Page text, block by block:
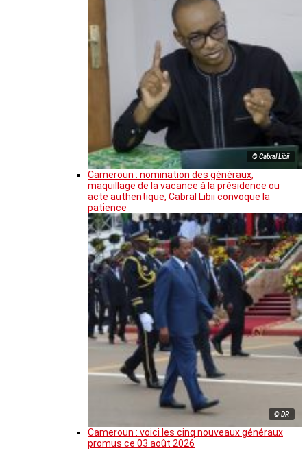
© Cabral Libii
Cameroun : nomination des généraux,
maquillage de la vacance à la présidence ou
acte authentique, Cabral Libii convoque la
patience
© DR
Cameroun : voici les cinq nouveaux généraux
promus ce 03 août 2026